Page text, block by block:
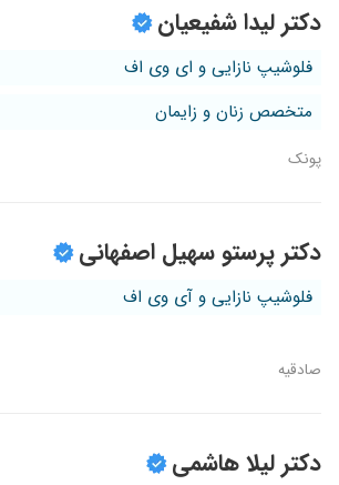
دکتر لیدا شفیعیان
فلوشیپ نازایی و ای وی اف
متخصص زنان و زایمان
پونک
دکتر پرستو سهیل اصفهانی
فلوشیپ نازایی و آی وی اف
صادقیه
دکتر لیلا هاشمی